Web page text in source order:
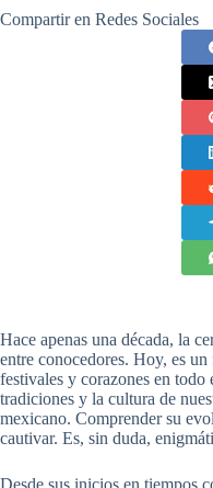
Compartir en Redes Sociales
Hace apenas una década, la
entre conocedores. Hoy, es
festivales y corazones en todo
tradiciones y la cultura de
mexicano. Comprender su
cautivar. Es, sin duda,
Desde sus inicios en tiempos